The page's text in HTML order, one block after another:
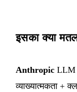
इसका क्या
Anthropic LLM
व्याख्यात्मकता +